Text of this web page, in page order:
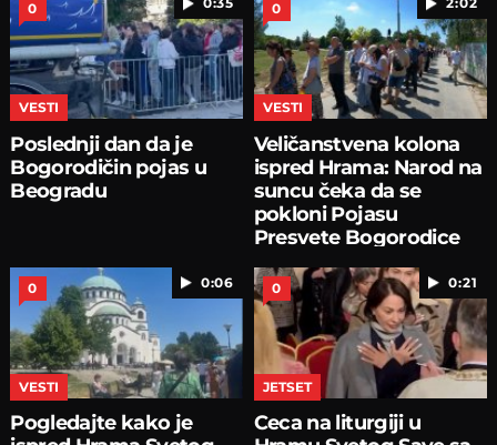
0
VESTI
Poslednji dan da je
Bogorodičin pojas u
Beogradu
0
VESTI
Veličanstvena kolona
ispred Hrama: Narod na
suncu čeka da se
pokloni Pojasu
Presvete Bogorodice
0:06
0
VESTI
Pogledajte kako je
0:21
0
JETSET
Ceca na liturgiji u